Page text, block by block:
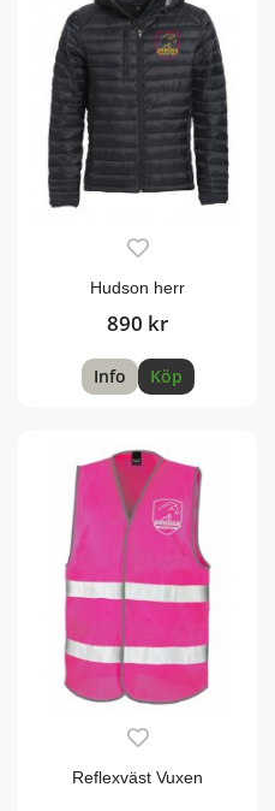
Hudson herr
890 kr
Info Köp
Reflexväst Vuxen